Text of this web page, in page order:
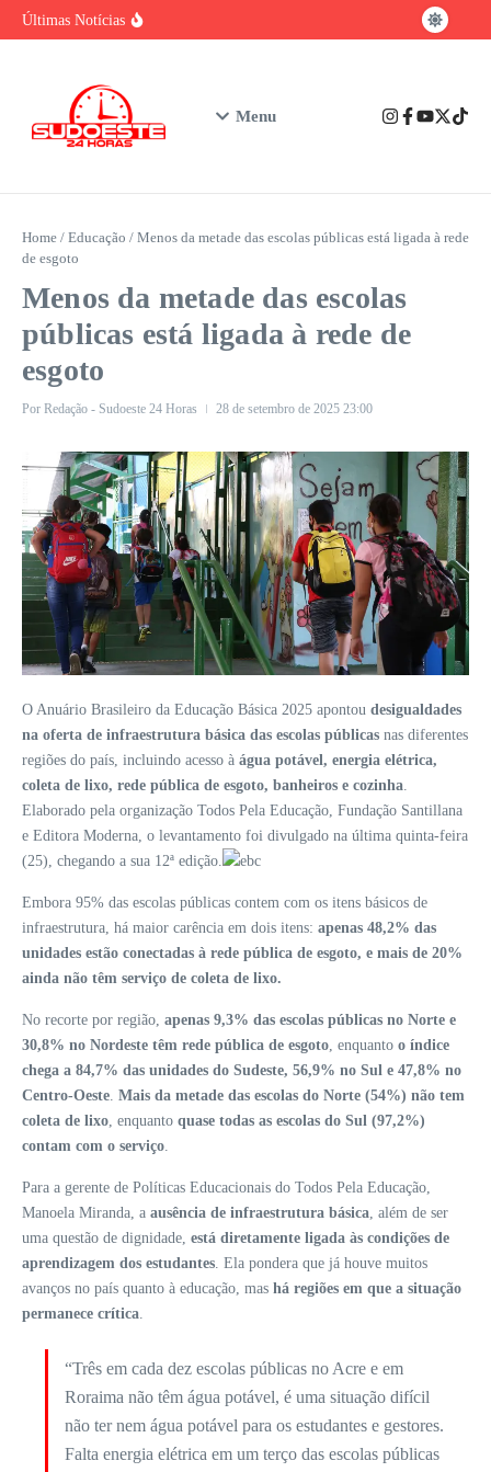
Ir para o conteúdo
Últimas Notícias
Nubank assume o posto de maior instituição
financeira privada do Brasil em número de
Menu
Home / Educação / Menos da metade das escolas públicas está ligada à rede
de esgoto
Menos da metade das escolas
públicas está ligada à rede de
esgoto
Por Redação - Sudoeste 24 Horas 28 de setembro de 2025 23:00
O Anuário Brasileiro da Educação Básica 2025 apontou desigualdades
na oferta de infraestrutura básica das escolas públicas nas diferentes
regiões do país, incluindo acesso à água potável, energia elétrica,
coleta de lixo, rede pública de esgoto, banheiros e cozinha.
Elaborado pela organização Todos Pela Educação, Fundação Santillana
e Editora Moderna, o levantamento foi divulgado na última quinta-feira
(25), chegando a sua 12ª edição.
Embora 95% das escolas públicas contem com os itens básicos de
infraestrutura, há maior carência em dois itens: apenas 48,2% das
unidades estão conectadas à rede pública de esgoto, e mais de 20%
ainda não têm serviço de coleta de lixo.
No recorte por região, apenas 9,3% das escolas públicas no Norte e
30,8% no Nordeste têm rede pública de esgoto, enquanto o índice
chega a 84,7% das unidades do Sudeste, 56,9% no Sul e 47,8% no
Centro-Oeste. Mais da metade das escolas do Norte (54%) não tem
coleta de lixo, enquanto quase todas as escolas do Sul (97,2%)
contam com o serviço.
Para a gerente de Políticas Educacionais do Todos Pela Educação,
Manoela Miranda, a ausência de infraestrutura básica, além de ser
uma questão de dignidade, está diretamente ligada às condições de
aprendizagem dos estudantes. Ela pondera que já houve muitos
avanços no país quanto à educação, mas há regiões em que a situação
permanece crítica.
“Três em cada dez escolas públicas no Acre e em
Roraima não têm água potável, é uma situação difícil
não ter nem água potável para os estudantes e gestores.
Falta energia elétrica em um terço das escolas públicas